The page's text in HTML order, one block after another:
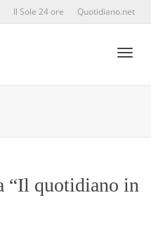
Il Sole 24 ore Quotidiano.net
“Il quotidiano in